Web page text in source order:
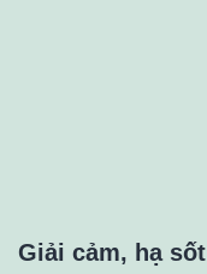
Giải cảm, hạ sốt